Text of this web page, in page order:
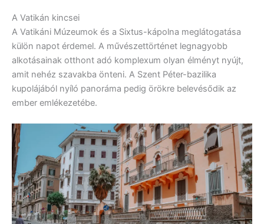
A Vatikán kincsei
A Vatikáni Múzeumok és a Sixtus-kápolna meglátogatása
külön napot érdemel. A művészettörténet legnagyobb
alkotásainak otthont adó komplexum olyan élményt nyújt,
amit nehéz szavakba önteni. A Szent Péter-bazilika
kupolájából nyíló panoráma pedig örökre belevésődik az
ember emlékezetébe.